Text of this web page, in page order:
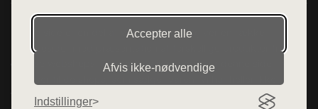
Accepter alle
Afvis ikke‑nødvendige
Indstillinger
Denne side er en del af want.dk, der udgiver en række
hjemmesider med præsentation af forskellige produkter fra
diverse webshops. Der sælges ikke varer fra denne side - vi
varerne på lager.